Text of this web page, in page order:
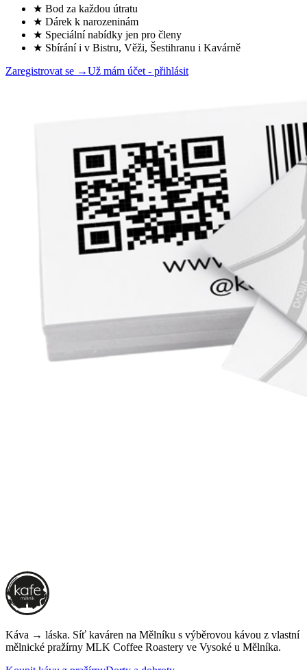
★ Bod za každou útratu
★ Dárek k narozeninám
★ Speciální nabídky jen pro členy
★ Sbírání i v Bistru, Věži, Šestihranu i Kavárně
Zaregistrovat se →Už mám účet - přihlásit
Káva → láska. Síť kaváren na Mělníku s výběrovou kávou z vlastní
mělnické pražírny MLK Coffee Roastery ve Vysoké u Mělníka.